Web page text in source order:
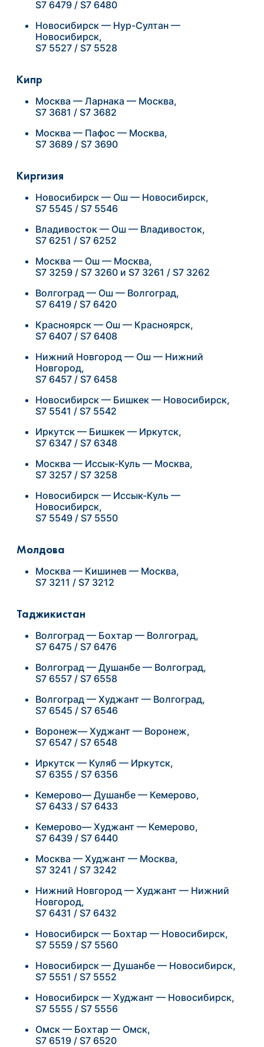
S7 6479 / S7 6480
Новосибирск — Нур-Султан —
Новосибирск,
S7 5527 / S7 5528
Кипр
Москва — Ларнака — Москва,
S7 3681 / S7 3682
Москва — Пафос — Москва,
S7 3689 / S7 3690
Киргизия
Новосибирск — Ош — Новосибирск,
S7 5545 / S7 5546
Владивосток — Ош — Владивосток,
S7 6251 / S7 6252
Москва — Ош — Москва,
S7 3259 / S7 3260 и S7 3261 / S7 3262
Волгоград — Ош — Волгоград,
S7 6419 / S7 6420
Красноярск — Ош — Красноярск,
S7 6407 / S7 6408
Нижний Новгород — Ош — Нижний
Новгород,
S7 6457 / S7 6458
Новосибирск — Бишкек — Новосибирск,
S7 5541 / S7 5542
Иркутск — Бишкек — Иркутск,
S7 6347 / S7 6348
Москва — Иссык-Куль — Москва,
S7 3257 / S7 3258
Новосибирск — Иссык-Куль —
Новосибирск,
S7 5549 / S7 5550
Молдова
Москва — Кишинев — Москва,
S7 3211 / S7 3212
Таджикистан
Волгоград — Бохтар — Волгоград,
S7 6475 / S7 6476
Волгоград — Душанбе — Волгоград,
S7 6557 / S7 6558
Волгоград — Худжант — Волгоград,
S7 6545 / S7 6546
Воронеж— Худжант — Воронеж,
S7 6547 / S7 6548
Иркутск — Куляб — Иркутск,
S7 6355 / S7 6356
Кемерово— Душанбе — Кемерово,
S7 6433 / S7 6433
Кемерово— Худжант — Кемерово,
S7 6439 / S7 6440
Москва — Худжант — Москва,
S7 3241 / S7 3242
Нижний Новгород — Худжант — Нижний
Новгород,
S7 6431 / S7 6432
Новосибирск — Бохтар — Новосибирск,
S7 5559 / S7 5560
Новосибирск — Душанбе — Новосибирск,
S7 5551 / S7 5552
Новосибирск — Худжант — Новосибирск,
S7 5555 / S7 5556
Омск — Бохтар — Омск,
S7 6519 / S7 6520